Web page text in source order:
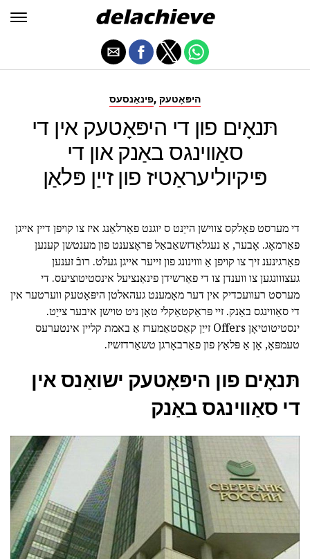
פינאַנסעס, היפּאָטעק
תּנאָים פון די היפּאָטעק אין די
סאַווינגס באַנק און די
פּיקיוליעראַטיז פון זייַן פּלאַן
די מערסט פאָלקס צווישן הייַנט ס יוגנט פאַרלאַנג איז צו קויפן דיין אייגן
פאַרמאָג. אָבער, אַ נעגלאַדזשאַבאַל פּראָצענט פון מענטשן קענען
פאַרגינענ זיך צו קויפן אַ וווינונג פון זייער אייגן געלט. רובֿ זענען
געצווונגען צו ווענדן צו די פאַרשידן פינאַנציעל אינסטיטוציעס. די
מערסט רעוועכדיק אין דער מאָמענט געהאלטן היפּאָטעק ווערטער אין
די סאַווינגס באַנק. זיי פּראַקטאַקלי טאָן ניט טוישן איבער צייַט.
ינסטיטוטיאָן Offers זייַן קאַסטאַמערז אַ באמת קליין אינטערעס
טעמפּאָ, אָן אַ פּלאַץ פון פאַרבאָרגן טשאַרדזשיז.
תּנאָים פון היפּאָטעק ישואַנס אין
די סאַווינגס באַנק